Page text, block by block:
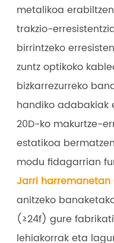
metalikoa
trakzio-
birrintzeko
zuntz optikoko
bizkarrezurreko
handiko adabakiak
20D-ko makurtze-
estatikoa
modu fidagarrian
Jarri
anitzeko
(≥24f) gure
lehiakorrak eta